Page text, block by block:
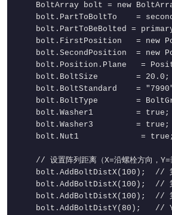
BoltArray bolt = new
bolt.PartToBoltTo    =
bolt.PartToBeBolted =
bolt.FirstPosition   = new
bolt.SecondPosition  = new
bolt.Position.Plane   =
    bolt.BoltSize        = 20.0;
bolt.BoltStandard    =
bolt.BoltType        =
    bolt.Washer1         = true;
    bolt.Washer3         = true;
    bolt.Nut1             = true;
// 设置阵列距离（X=沿螺栓方向，Y=
bolt.AddBoltDistX(100);  //
bolt.AddBoltDistX(100);  //
bolt.AddBoltDistX(100);  //
bolt.AddBoltDistY(80);   // Y